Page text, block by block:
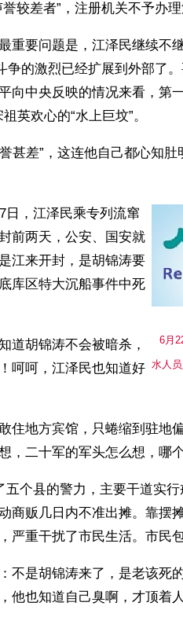
较差者”，注册机关不予办理
重要问题是，江泽民继续不
争的激烈已经扩展到外部了
向中央反映的情况来看，第
英欢心的“水上巨坟”。
甚差”，这连他自己都心知
6月
水人
日，江泽民乘专列流窜
前两天，公安、国安就
江来开封，是胡锦涛要
库区特大沉船事件中死
道胡锦涛不会被暗杀，
呵呵，江泽民也知道好
住地方宾馆，只蜷缩到驻地
，二十军的军头怎么想，哪
五个县的警力，主要干道实
商贩几日内不准出摊。靠摆
严重干扰了市民生活。市民
不是胡锦涛来了，是老该死
他也知道自己臭啊，才顶着